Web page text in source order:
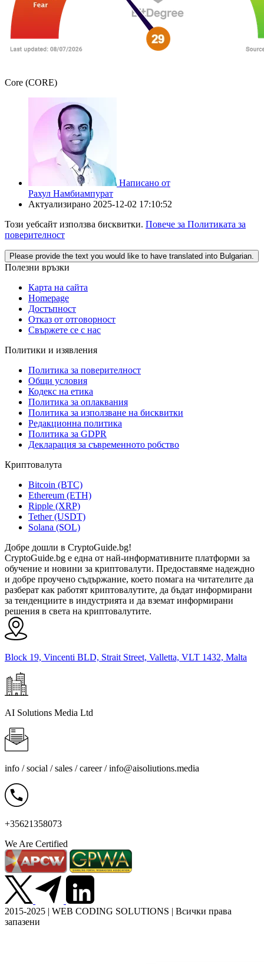
Core (CORE)
Написано от
Рахул Намбиампурат
Актуализирано 2025-12-02 17:10:52
Този уебсайт използва бисквитки. Повече за Политиката за
поверителност
Please provide the text you would like to have translated into Bulgarian.
Полезни връзки
Карта на сайта
Homepage
Достъпност
Отказ от отговорност
Свържете се с нас
Политики и изявления
Политика за поверителност
Общи условия
Кодекс на етика
Политика за оплаквания
Политика за използване на бисквитки
Редакционна политика
Политика за GDPR
Декларация за съвременното робство
Криптовалута
Bitcoin (BTC)
Ethereum (ETH)
Ripple (XRP)
Tether (USDT)
Solana (SOL)
Добре дошли в CryptoGuide.bg!
CryptoGuide.bg е една от най-информативните платформи за
обучение и новини за криптовалути. Предоставяме надеждно
и добре проучено съдържание, което помага на читателите да
разберат как работят криптовалутите, да бъдат информирани
за тенденциите в индустрията и да вземат информирани
решения в света на криптовалутите.
Block 19, Vincenti BLD, Strait Street, Valletta, VLT 1432, Malta
AI Solutions Media Ltd
info / social / sales / career /info@aisoliutions.media
+35621358073
We Are Certified
2015-2025 | WEB CODING SOLUTIONS | Всички права
запазени